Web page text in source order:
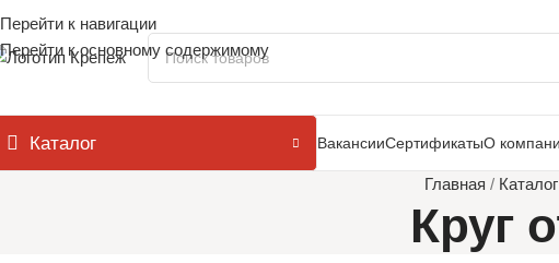
Перейти к навигации
Перейти к основному содержимому
Каталог ВакансииСертификатыО
Главная / Каталог
Круг